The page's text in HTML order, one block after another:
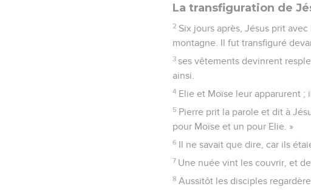
La transfiguration de
2 Six jours après, Jésus prit
montagne. Il fut transfiguré
3 ses vêtements devinrent
ainsi.
4 Elie et Moïse leur apparurent ;
5 Pierre prit la parole et dit à
pour Moïse et un pour Elie. »
6 Il ne savait que dire, car ils
7 Une nuée vint les couvrir, et
8 Aussitôt les disciples